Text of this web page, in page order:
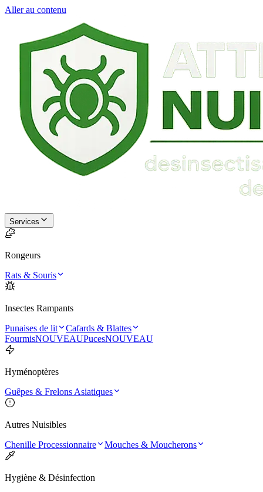
Aller au contenu
Services
Rongeurs
Rats & Souris
Insectes Rampants
Punaises de lit
Cafards & Blattes
FourmisNOUVEAUPucesNOUVEAU
Hyménoptères
Guêpes & Frelons Asiatiques
Autres Nuisibles
Chenille Processionnaire
Mouches & Moucherons
Hygiène & Désinfection